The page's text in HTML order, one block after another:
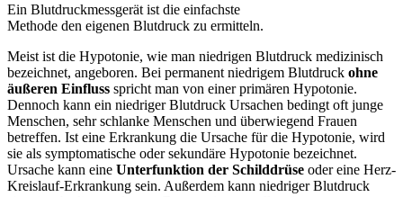
Ein Blutdruckmessgerät ist die einfachste
Methode den eigenen Blutdruck zu ermitteln.
Meist ist die Hypotonie, wie man niedrigen Blutdruck medizinisch
bezeichnet, angeboren. Bei permanent niedrigem Blutdruck ohne
äußeren Einfluss spricht man von einer primären Hypotonie.
Dennoch kann ein niedriger Blutdruck Ursachen bedingt oft junge
Menschen, sehr schlanke Menschen und überwiegend Frauen
betreffen. Ist eine Erkrankung die Ursache für die Hypotonie, wird
sie als symptomatische oder sekundäre Hypotonie bezeichnet.
Ursache kann eine Unterfunktion der Schilddrüse oder eine Herz-
Kreislauf-Erkrankung sein. Außerdem kann niedriger Blutdruck